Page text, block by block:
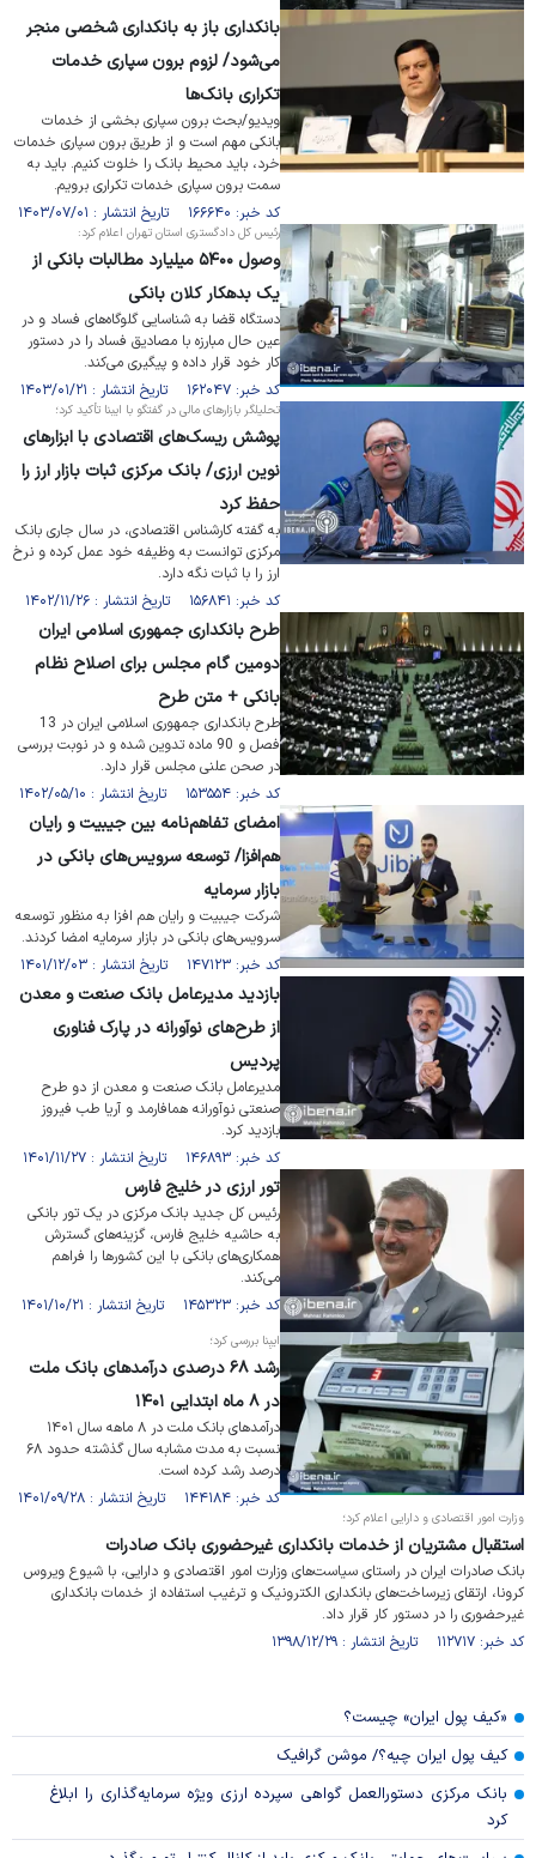
بانکداری باز به بانکداری شخصی منجر
می‌شود/ لزوم برون سپاری خدمات
تکراری بانک‌ها
ویدیو/بحث برون سپاری بخشی از خدمات
بانکی مهم است و از طریق برون سپاری خدمات
خرد، باید محیط بانک را خلوت کنیم. باید به
سمت برون سپاری خدمات تکراری برویم.
کد خبر: ۱۶۶۶۴۰ تاریخ انتشار : ۱۴۰۳/۰۷/۰۱
رئیس کل دادگستری استان تهران اعلام کرد:
وصول ۵۴۰۰ میلیارد مطالبات بانکی از
یک بدهکار کلان بانکی
دستگاه قضا به شناسایی گلوگاه‌های فساد و در
عین حال مبارزه با مصادیق فساد را در دستور
کار خود قرار داده و پیگیری می‌کند.
کد خبر: ۱۶۲۰۴۷ تاریخ انتشار : ۱۴۰۳/۰۱/۲۱
تحلیلگر بازار‌های مالی در گفتگو با ایبنا تأکید کرد؛
پوشش ریسک‌های اقتصادی با ابزارهای
نوین ارزی/ بانک مرکزی ثبات بازار ارز را
حفظ کرد
به گفته کارشناس اقتصادی، در سال جاری بانک
مرکزی توانست به وظیفه خود عمل کرده و نرخ
ارز را با ثبات نگه دارد.
کد خبر: ۱۵۶۸۴۱ تاریخ انتشار : ۱۴۰۲/۱۱/۲۶
طرح بانکداری جمهوری اسلامی ایران
دومین گام مجلس برای اصلاح نظام
بانکی + متن طرح
طرح بانکداری جمهوری اسلامی ایران در 13
فصل و 90 ماده تدوین شده و در نوبت بررسی
در صحن علنی مجلس قرار دارد.
کد خبر: ۱۵۳۵۵۴ تاریخ انتشار : ۱۴۰۲/۰۵/۱۰
امضای تفاهم‌نامه بین جیبیت و رایان
هم‌افزا/ توسعه سرویس‌های بانکی در
بازار سرمایه
شرکت جیبیت و رایان هم افزا به منظور توسعه
سرویس‌های بانکی در بازار سرمایه امضا کردند.
کد خبر: ۱۴۷۱۲۳ تاریخ انتشار : ۱۴۰۱/۱۲/۰۳
بازدید مدیرعامل بانک صنعت و معدن
از طرح‌های نوآورانه در پارک فناوری
پردیس
مدیرعامل بانک صنعت و معدن از دو طرح
صنعتی نوآورانه همافارمد و آریا طب فیروز
بازدید کرد.
کد خبر: ۱۴۶۸۹۳ تاریخ انتشار : ۱۴۰۱/۱۱/۲۷
تور ارزی در خلیج فارس
رئیس کل جدید بانک مرکزی در یک تور بانکی
به حاشیه خلیج فارس، گزینه‌های گسترش
همکاری‌های بانکی با این کشور‌ها را فراهم
می‌کند.
کد خبر: ۱۴۵۳۲۳ تاریخ انتشار : ۱۴۰۱/۱۰/۲۱
ایبِنا بررسی کرد؛
رشد ۶۸ درصدی درآمد‌های بانک ملت
در ۸ ماه ابتدایی ۱۴۰۱
درآمد‌های بانک ملت در ۸ ماهه سال ۱۴۰۱
نسبت به مدت مشابه سال گذشته حدود ۶۸
درصد رشد کرده است.
کد خبر: ۱۴۴۱۸۴ تاریخ انتشار : ۱۴۰۱/۰۹/۲۸
وزارت امور اقتصادی و دارایی اعلام کرد؛
استقبال مشتریان از خدمات بانکداری غیرحضوری بانک صادرات
بانک صادرات ایران در راستای سیاست‌های وزارت امور اقتصادی و دارایی، با شیوع ویروس
کرونا، ارتقای زیرساخت‌های بانکداری الکترونیک و ترغیب استفاده از خدمات بانکداری
غیرحضوری را در دستور کار قرار داد.
کد خبر: ۱۱۲۷۱۷ تاریخ انتشار : ۱۳۹۸/۱۲/۲۹
«کیف پول ایران» چیست؟
کیف پول ایران چیه؟/ موشن گرافیک
بانک مرکزی دستورالعمل گواهی سپرده ارزی ویژه سرمایه‌گذاری را ابلاغ
کرد